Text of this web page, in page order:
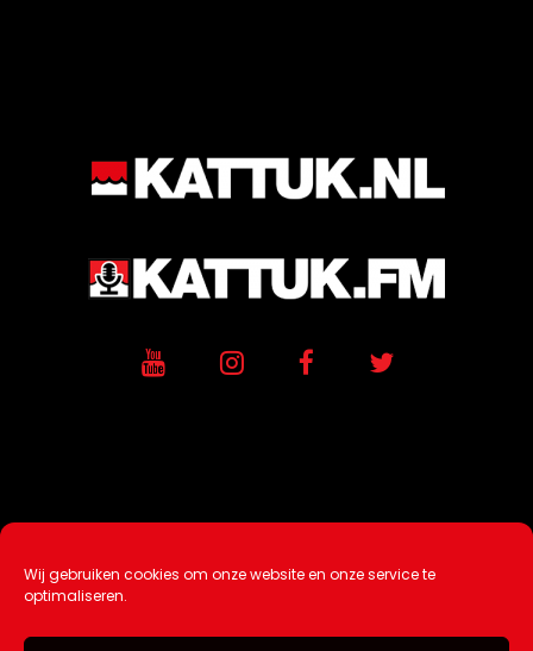
Wij gebruiken cookies om onze website en onze service te
optimaliseren.
Ontwikkeling / Hosting doorAtSea